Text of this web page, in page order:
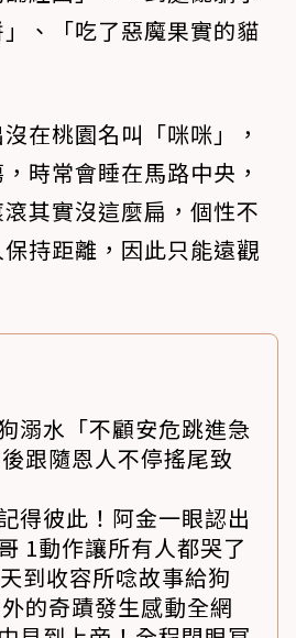
、「吃了惡魔果實的貓
在桃園名叫「咪咪」，
時常會睡在馬路中央，
其實沒這麼扁，個性不
持距離，因此只能遠觀
溺水「不顧安危跳進急
跟隨恩人不停搖尾致
得彼此！阿金一眼認出
1動作讓所有人都哭了
到收容所唸故事給狗
的奇蹟發生感動全網